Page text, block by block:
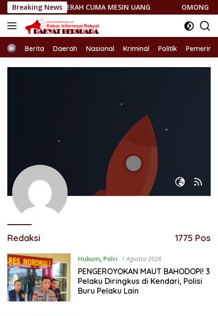
Langsung
ke
konten
Breaking News
ANGGAP DAERAH CUMA MESIN UANG OMONG
HomeBerita Daerah Nasional Kriminal Politik
Redaksi 1775 Pos
Hukum, Polri 1 Agustus 2026
PENGEROYOKAN MAUT BAHODOPI! 3
Pelaku Diringkus di Kendari, Polisi
Buru Pelaku Lain